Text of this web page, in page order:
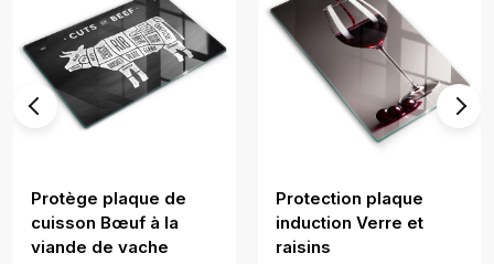
Protège plaque de
cuisson Bœuf à la
viande de vache
Protection plaque
induction Verre et
raisins